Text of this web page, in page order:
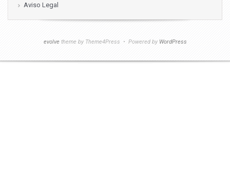
Aviso Legal
evolvetheme by Theme4Press • Powered by WordPress